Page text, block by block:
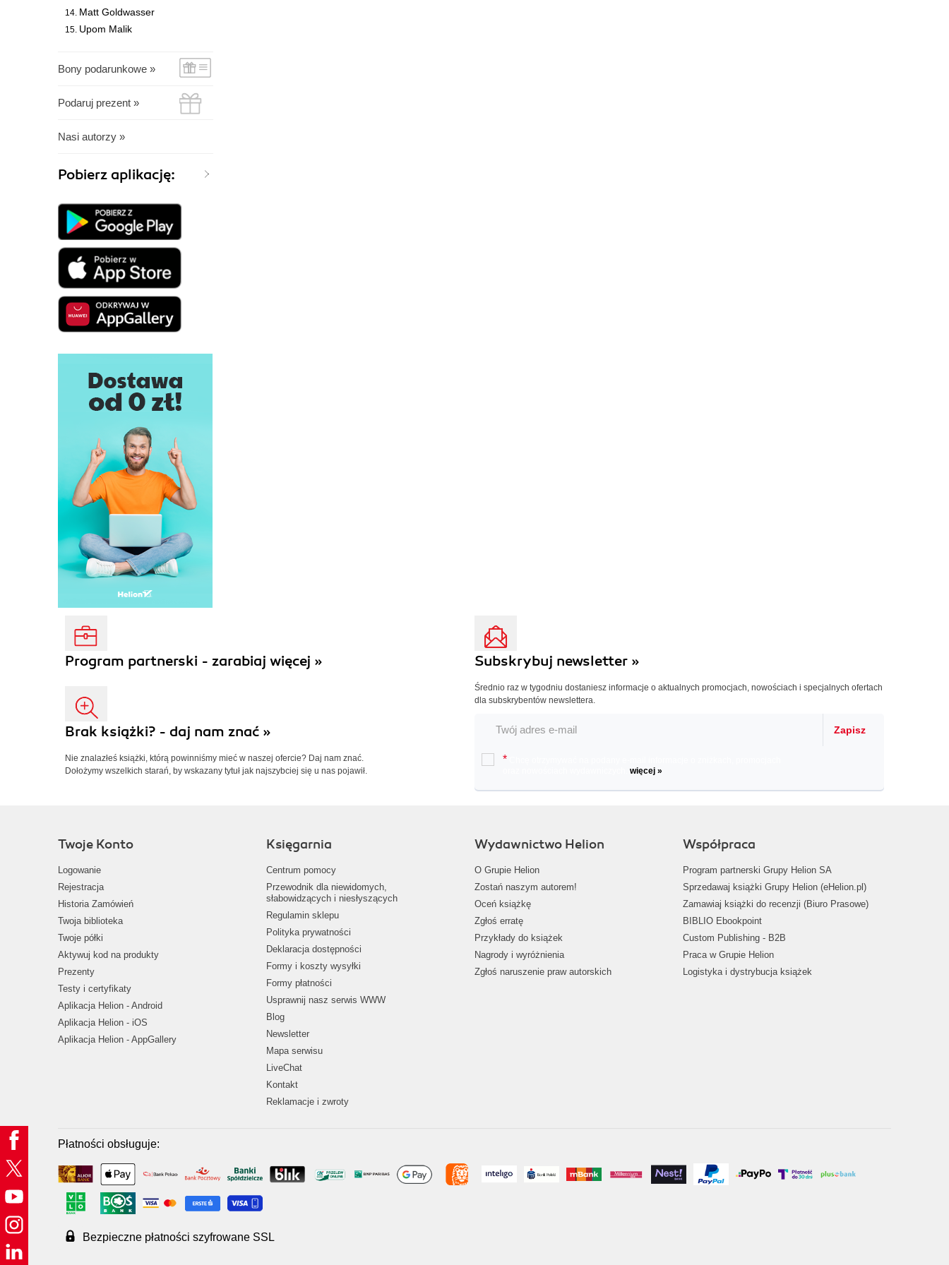
Matt Goldwasser
Upom Malik
Bony podarunkowe »
Podaruj prezent »
Nasi autorzy »
Pobierz aplikację:
Program partnerski - zarabiaj więcej »
Brak książki? - daj nam znać »
Nie znalazłeś książki, którą powinniśmy mieć w naszej ofercie? Daj nam znać.
Dołożymy wszelkich starań, by wskazany tytuł jak najszybciej się u nas pojawił.
Subskrybuj newsletter »
Średnio raz w tygodniu dostaniesz informacje o aktualnych promocjach, nowościach i specjalnych ofertach
dla subskrybentów newslettera.
Zapisz
*
więcej »
Twoje Konto
Logowanie
Rejestracja
Historia Zamówień
Twoja biblioteka
Twoje półki
Aktywuj kod na produkty
Prezenty
Testy i certyfikaty
Aplikacja Helion - Android
Aplikacja Helion - iOS
Aplikacja Helion - AppGallery
Księgarnia
Centrum pomocy
Przewodnik dla niewidomych,
słabowidzących i niesłyszących
Regulamin sklepu
Polityka prywatności
Deklaracja dostępności
Formy i koszty wysyłki
Formy płatności
Usprawnij nasz serwis WWW
Blog
Newsletter
Mapa serwisu
LiveChat
Kontakt
Reklamacje i zwroty
Wydawnictwo Helion
O Grupie Helion
Zostań naszym autorem!
Oceń książkę
Zgłoś erratę
Przykłady do książek
Nagrody i wyróżnienia
Zgłoś naruszenie praw autorskich
Współpraca
Program partnerski Grupy Helion SA
Sprzedawaj książki Grupy Helion (eHelion.pl)
Zamawiaj książki do recenzji (Biuro Prasowe)
BIBLIO Ebookpoint
Custom Publishing - B2B
Praca w Grupie Helion
Logistyka i dystrybucja książek
Płatności obsługuje:
Bezpieczne płatności szyfrowane SSL